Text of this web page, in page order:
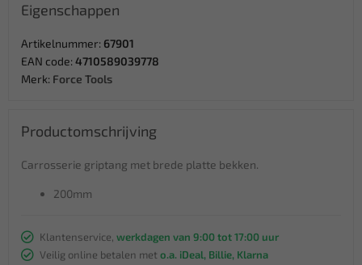
Eigenschappen
Artikelnummer: 67901
EAN code: 4710589039778
Merk: Force Tools
Productomschrijving
Carrosserie griptang met brede platte bekken.
200mm
Klantenservice, werkdagen van 9:00 tot 17:00 uur
Veilig online betalen met o.a. iDeal, Billie, Klarna